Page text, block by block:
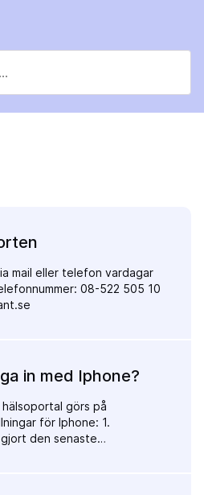
mail eller telefon vardagar
08-522 505 10
in med Iphone?
görs på
för Iphone: 1.
den senaste